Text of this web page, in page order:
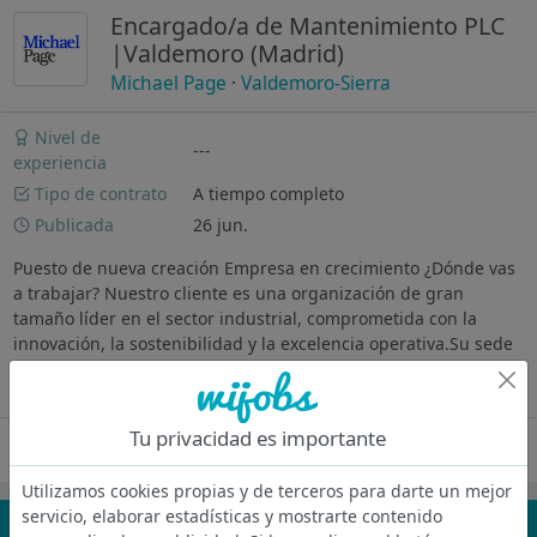
Encargado/a de Mantenimiento PLC
|Valdemoro (Madrid)
Michael Page ·Valdemoro-Sierra
Nivel de
experiencia
---
Tipo de contrato
A tiempo completo
Publicada
26 jun.
Puesto de nueva creación Empresa en crecimiento ¿Dónde vas
a trabajar? Nuestro cliente es una organización de gran
tamaño líder en el sector industrial, comprometida con la
innovación, la sostenibilidad y la excelencia operativa.Su sede
en Valdemoro...
Oferta desactivada
Tu privacidad es importante
Utilizamos cookies propias y de terceros para darte un mejor
servicio, elaborar estadísticas y mostrarte contenido